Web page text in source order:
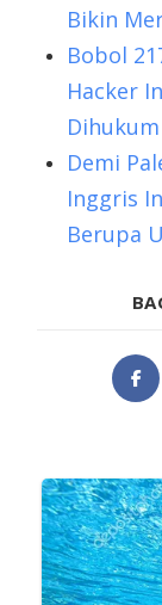
Bikin
Bobol
Hacker
Demi
Inggris
Berupa